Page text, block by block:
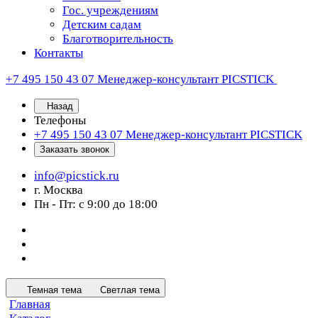
Гос. учреждениям
Детским садам
Благотворительность
Контакты
+7 495 150 43 07 Менеджер-консультант PICSTICK
Назад
Телефоны
+7 495 150 43 07 Менеджер-консультант PICSTICK
Заказать звонок
info@picstick.ru
г. Москва
Пн - Пт: с 9:00 до 18:00
Темная тема Светлая тема
Главная